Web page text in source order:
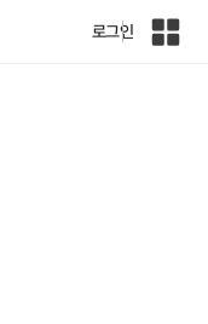
로그인
인